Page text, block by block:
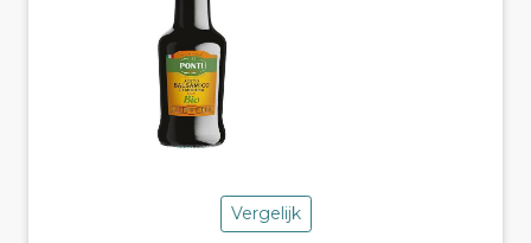
Vergelijk